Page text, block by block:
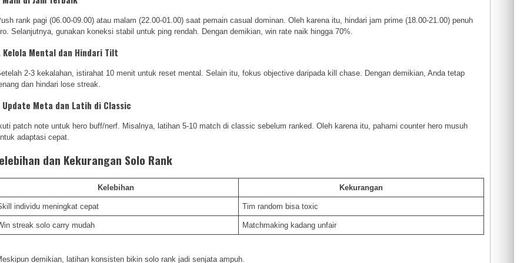
rank pagi (06.00-09.00) atau malam (22.00-01.00) saat pemain casual dominan. Oleh karena itu, hindari jam prime (18.00-21.00) penuh
Selanjutnya, gunakan koneksi stabil untuk ping rendah. Dengan demikian, win rate naik hingga 70%.
Kelola Mental dan Hindari Tilt
2-3 kekalahan, istirahat 10 menit untuk reset mental. Selain itu, fokus objective daripada kill chase. Dengan demikian, Anda tetap
dan hindari lose streak.
Update Meta dan Latih di Classic
Ikuti patch note untuk hero buff/nerf. Misalnya, latihan 5-10 match di classic sebelum ranked. Oleh karena itu, pahami counter hero musuh
adaptasi cepat.
dan Kekurangan Solo Rank
Kelebihan Kekurangan
individu meningkat cepat Tim random bisa toxic
streak solo carry mudah Matchmaking kadang unfair
demikian, latihan konsisten bikin solo rank jadi senjata ampuh.